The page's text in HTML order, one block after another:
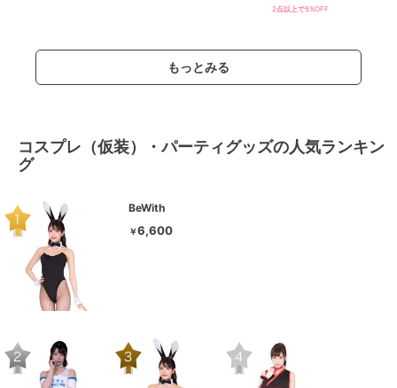
2点以上で5%OFF
もっとみる
コスプレ（仮装）・パーティグッズの人気ランキン
グ
BeWith
￥6,600